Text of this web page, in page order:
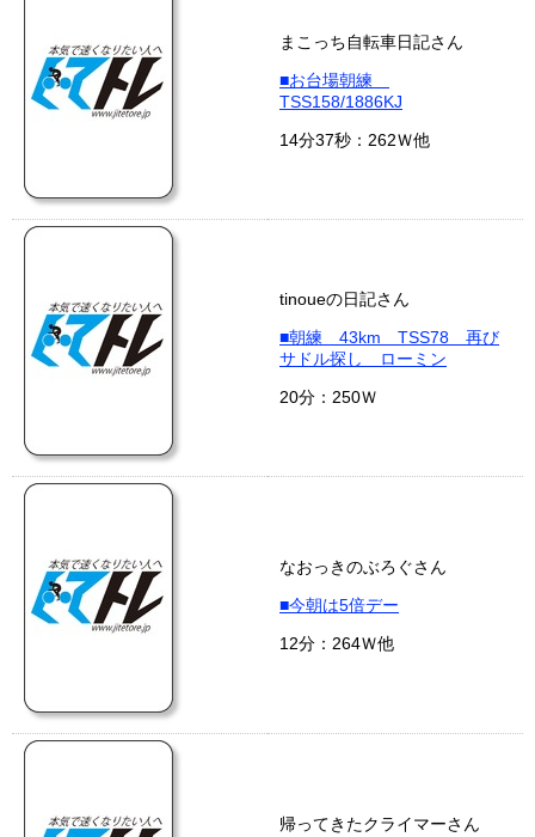
まこっち自転車日記さん
■お台場朝練
TSS158/1886KJ
14分37秒：262Ｗ他
tinoueの日記さん
■朝練 43km TSS78 再び
サドル探し ローミン
20分：250Ｗ
なおっきのぶろぐさん
■今朝は5倍デー
12分：264Ｗ他
帰ってきたクライマーさん